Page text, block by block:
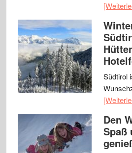
Südtirol
Den
Spaß